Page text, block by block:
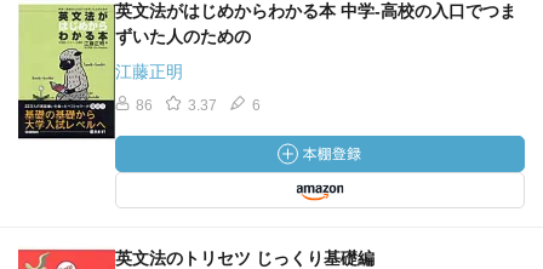
英文法がはじめからわかる本 中学-高校の入口でつま
ずいた人のための
江藤正明
86 3.37 6
英文法のトリセツ じっくり基礎編